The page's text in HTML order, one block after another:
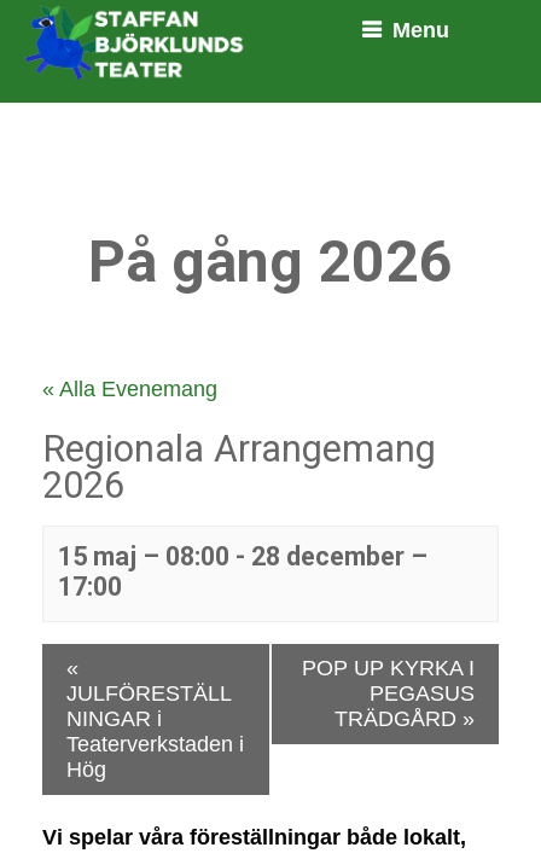
Menu
På gång 2026
« Alla Evenemang
Regionala Arrangemang
2026
15 maj – 08:00 - 28 december –
17:00
m
a
«
JULFÖRESTÄLL
NINGAR i
Teaterverkstaden i
Hög
POP UP KYRKA I
PEGASUS
TRÄDGÅRD »
Vi spelar våra föreställningar både lokalt,